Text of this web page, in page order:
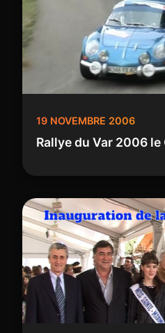
19 NOVEMBRE 2006
Rallye du Var 2006